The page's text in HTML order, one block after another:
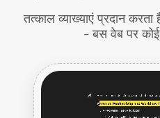
तत्काल व्याख्याएं प्रदान
- बस वेब पर